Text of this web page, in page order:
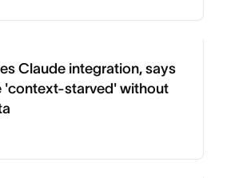
Claude integration, says
'context-starved' without